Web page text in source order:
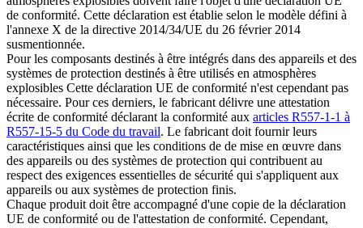
de conformité. Cette déclaration est établie selon le modèle défini à
l'annexe X de la directive 2014/34/UE du 26 février 2014
susmentionnée.
Pour les composants destinés à être intégrés dans des appareils et des
systèmes de protection destinés à être utilisés en atmosphères
explosibles Cette déclaration UE de conformité n'est cependant pas
nécessaire. Pour ces derniers, le fabricant délivre une attestation
écrite de conformité déclarant la conformité aux articles R557-1-1 à
R557-15-5 du Code du travail. Le fabricant doit fournir leurs
caractéristiques ainsi que les conditions de de mise en œuvre dans
des appareils ou des systèmes de protection qui contribuent au
respect des exigences essentielles de sécurité qui s'appliquent aux
appareils ou aux systèmes de protection finis.
Chaque produit doit être accompagné d'une copie de la déclaration
UE de conformité ou de l'attestation de conformité. Cependant,